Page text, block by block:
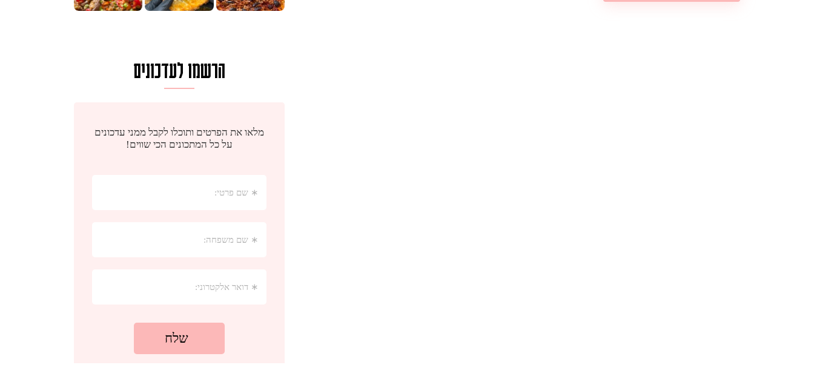
הרשמו לעדכונים